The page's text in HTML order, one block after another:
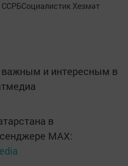
Хезмәт
и интересным в
в
MАХ: